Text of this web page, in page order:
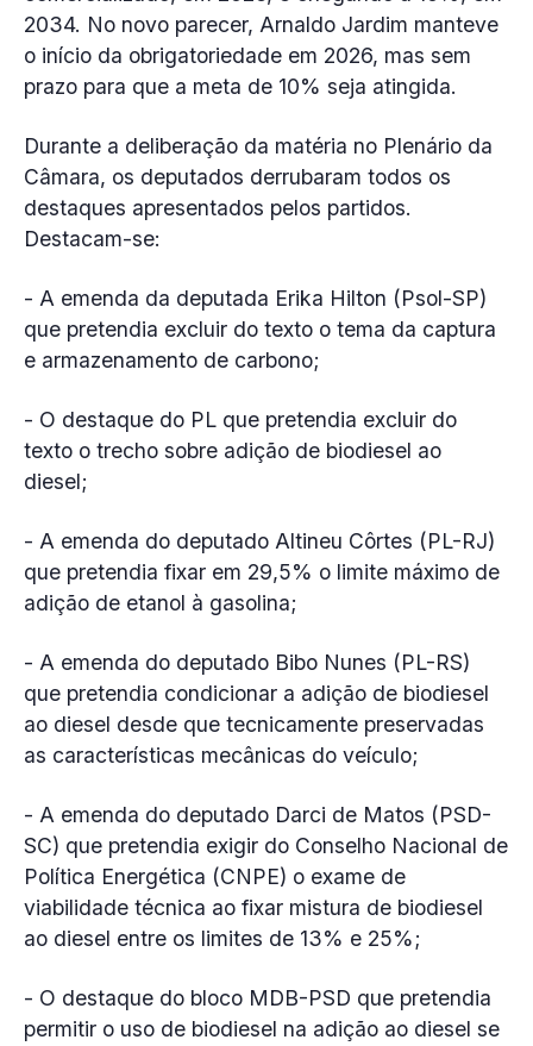
2034. No novo parecer, Arnaldo Jardim manteve
o início da obrigatoriedade em 2026, mas sem
prazo para que a meta de 10% seja atingida.
Durante a deliberação da matéria no Plenário da
Câmara, os deputados derrubaram todos os
destaques apresentados pelos partidos.
Destacam-se:
- A emenda da deputada Erika Hilton (Psol-SP)
que pretendia excluir do texto o tema da captura
e armazenamento de carbono;
- O destaque do PL que pretendia excluir do
texto o trecho sobre adição de biodiesel ao
diesel;
- A emenda do deputado Altineu Côrtes (PL-RJ)
que pretendia fixar em 29,5% o limite máximo de
adição de etanol à gasolina;
- A emenda do deputado Bibo Nunes (PL-RS)
que pretendia condicionar a adição de biodiesel
ao diesel desde que tecnicamente preservadas
as características mecânicas do veículo;
- A emenda do deputado Darci de Matos (PSD-
SC) que pretendia exigir do Conselho Nacional de
Política Energética (CNPE) o exame de
viabilidade técnica ao fixar mistura de biodiesel
ao diesel entre os limites de 13% e 25%;
- O destaque do bloco MDB-PSD que pretendia
permitir o uso de biodiesel na adição ao diesel se